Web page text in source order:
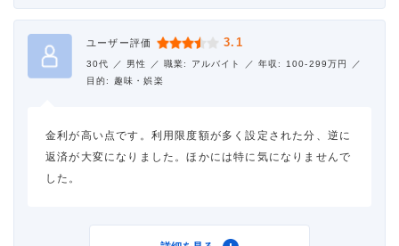
借入金額 10万円
審査時間 当日中
借入事実の把握
重視した点 会社の知名度・信頼性
ユーザー評価 3.1
30代 ／ 男性 ／ 職業: アルバイト ／ 年収: 100-299万円 ／
目的: 趣味・娯楽
金利が高い点です。利用限度額が多く設定された分、逆に
返済が大変になりました。ほかには特に気になりませんで
した。